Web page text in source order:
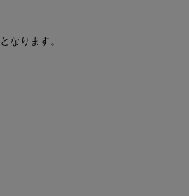
158 cm
なります。